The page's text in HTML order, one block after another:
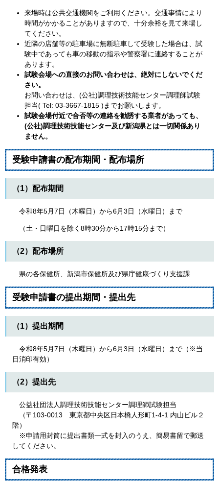
来場時は公共交通機関をご利用ください。交通事情により
時間がかかることがありますので、十分余裕を見て来場し
てください。
近隣の店舗等の駐車場に無断駐車して受験した場合は、試
験中であっても車の移動の指示や警察署に連絡することが
あります。
試験会場への直接のお問い合わせは、絶対にしないでくだ
さい。
お問い合わせは、(公社)調理技術技能センター調理師試験
担当( Tel: 03-3667-1815 )までお願いします。
試験会場付近で合否等の連絡を勧誘する業者があっても、
(公社)調理技術技能センター及び新潟県とは一切関係あり
ません。
受験申請書の配布期間・配布場所
（1）配布期間
令和8年5月7日（木曜日）から6月3日（水曜日）まで
（土・日曜日を除く8時30分から17時15分まで）
（2）配布場所
県の各保健所、新潟市保健所及び県庁健康づくり支援課
受験申請書の提出期間・提出先
（1）提出期間
令和8年5月7日（木曜日）から6月3日（水曜日）まで（※当
日消印有効）
（2）提出先
公益社団法人調理技術技能センター調理師試験担当
（〒103-0013 東京都中央区日本橋人形町1-4-1 内山ビル２
階）
※申請用封筒に提出書類一式を封入のうえ、簡易書留で郵送
してください。
合格発表